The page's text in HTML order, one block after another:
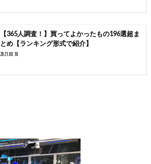
【365人調査！】買ってよかったもの196選超ま
とめ【ランキング形式で紹介】
2021.08.10